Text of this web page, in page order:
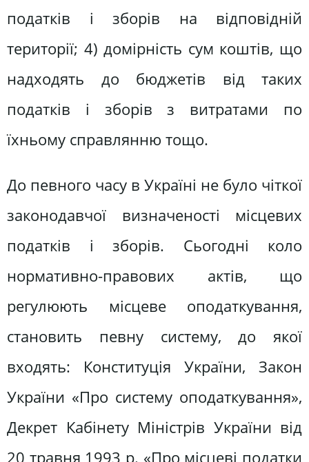
податків і зборів на відповідній
території; 4) домірність сум коштів, що
надходять до бюджетів від таких
податків і зборів з витратами по
їхньому справлянню тощо.
До певного часу в Україні не було чіткої
законодавчої визначеності місцевих
податків і зборів. Сьогодні коло
нормативно-правових актів, що
регулюють місцеве оподаткування,
становить певну систему, до якої
входять: Конституція України, Закон
України «Про систему оподаткування»,
Декрет Кабінету Міністрів України від
20 травня 1993 р. «Про місцеві податки